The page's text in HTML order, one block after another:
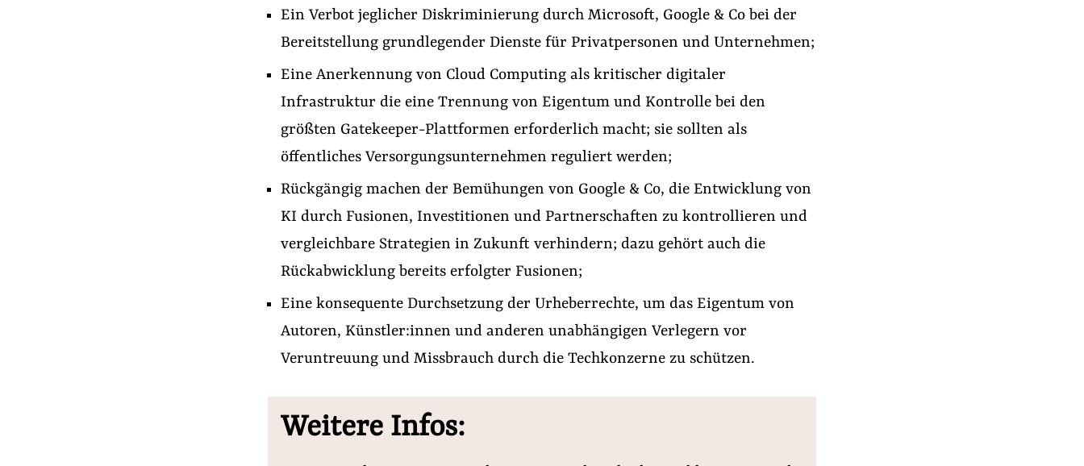
Ein Verbot jeglicher Diskriminierung durch Microsoft, Google & Co bei der
Bereitstellung grundlegender Dienste für Privatpersonen und Unternehmen;
Eine Anerkennung von Cloud Computing als kritischer digitaler
Infrastruktur die eine Trennung von Eigentum und Kontrolle bei den
größten Gatekeeper-Plattformen erforderlich macht; sie sollten als
öffentliches Versorgungsunternehmen reguliert werden;
Rückgängig machen der Bemühungen von Google & Co, die Entwicklung von
KI durch Fusionen, Investitionen und Partnerschaften zu kontrollieren und
vergleichbare Strategien in Zukunft verhindern; dazu gehört auch die
Rückabwicklung bereits erfolgter Fusionen;
Eine konsequente Durchsetzung der Urheberrechte, um das Eigentum von
Autoren, Künstler:innen und anderen unabhängigen Verlegern vor
Veruntreuung und Missbrauch durch die Techkonzerne zu schützen.
Weitere Infos: